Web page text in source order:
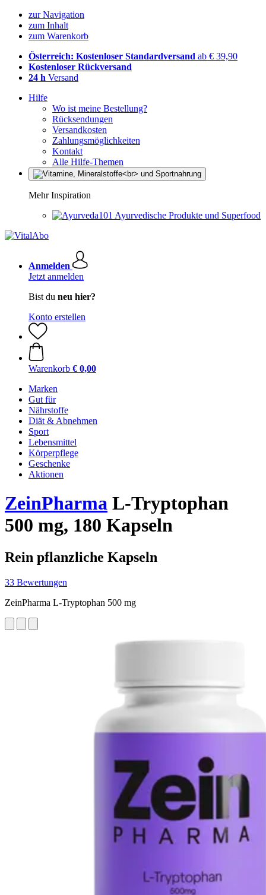
zur Navigation
zum Inhalt
zum Warenkorb
Österreich: Kostenloser Standardversand ab € 39,90
Kostenloser Rückversand
24 h Versand
Hilfe
Wo ist meine Bestellung?
Rücksendungen
Versandkosten
Zahlungsmöglichkeiten
Kontakt
Alle Hilfe-Themen
Mehr Inspiration
Ayurvedische Produkte und Superfood
Anmelden
Jetzt anmelden
Bist du neu hier?
Konto erstellen
Warenkorb € 0,00
Marken
Gut für
Nährstoffe
Diät & Abnehmen
Sport
Lebensmittel
Körperpflege
Geschenke
Aktionen
ZeinPharma L-Tryptophan
500 mg, 180 Kapseln
Rein pflanzliche Kapseln
33 Bewertungen
ZeinPharma L-Tryptophan 500 mg